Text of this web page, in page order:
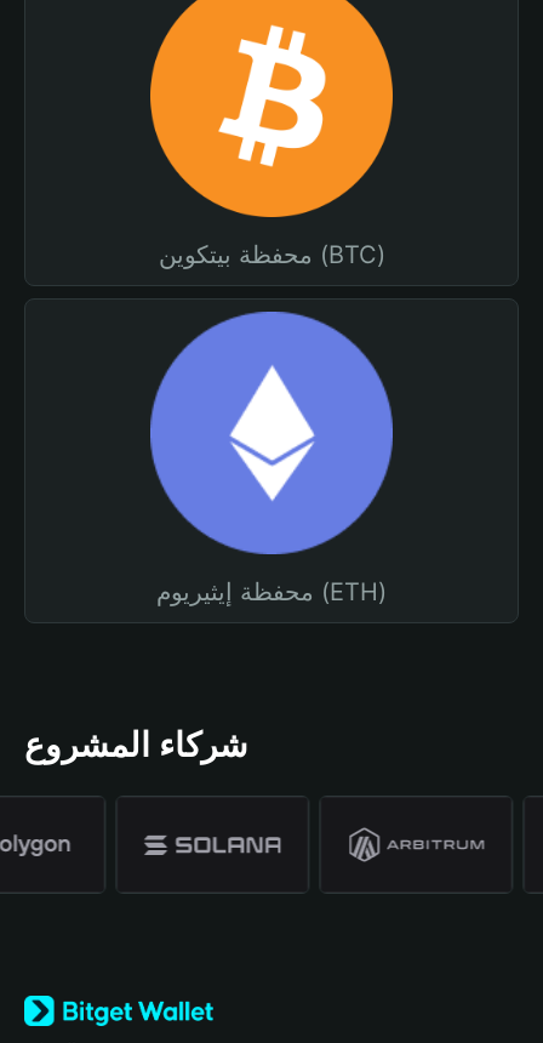
محفظة بيتكوين (BTC)
محفظة إيثيريوم (ETH)
شركاء المشروع